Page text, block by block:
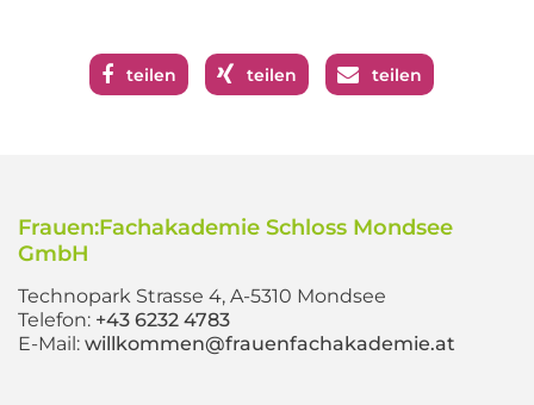
teilen teilen teilen
Frauen:Fachakademie Schloss Mondsee
GmbH
Technopark Strasse 4, A-5310 Mondsee
Telefon: +43 6232 4783
E-Mail: willkommen@frauenfachakademie.at